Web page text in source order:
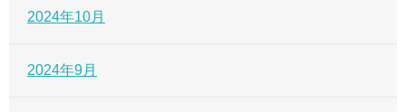
2024年10月
2024年9月